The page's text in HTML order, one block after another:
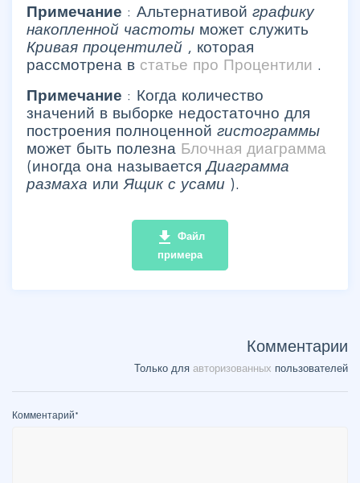
Примечание : Альтернативой графику
накопленной частоты может служить
Кривая процентилей , которая
рассмотрена в статье про Процентили .
Примечание : Когда количество
значений в выборке недостаточно для
построения полноценной гистограммы
может быть полезна Блочная диаграмма
(иногда она называетсяДиаграмма
размаха или Ящик с усами ).
file_download Файл
примера
Комментарии
Только для авторизованных пользователей
Комментарий*